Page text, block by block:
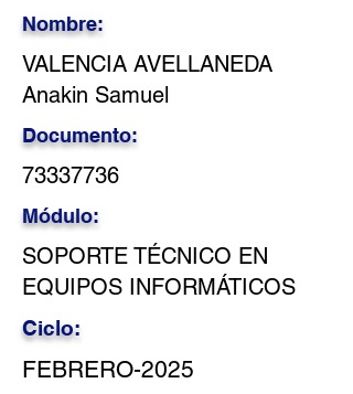
Nombre:
VALENCIA AVELLANEDA
Anakin Samuel
Documento:
73337736
Módulo:
SOPORTE TÉCNICO EN
EQUIPOS INFORMÁTICOS
Ciclo:
FEBRERO-2025